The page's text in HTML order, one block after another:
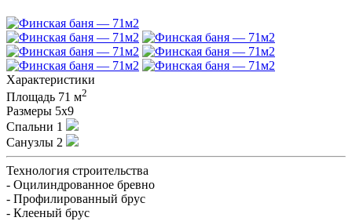
Характеристики
Площадь 71 м2
Размеры 5х9
Спальни 1
Санузлы 2
Технология строительства
- Оцилиндрованное бревно
- Профилированный брус
- Клееный брус